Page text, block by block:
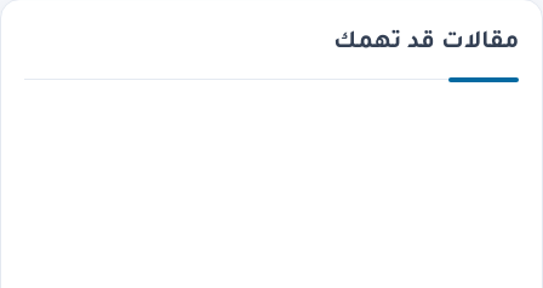
مقالات قد تهمك